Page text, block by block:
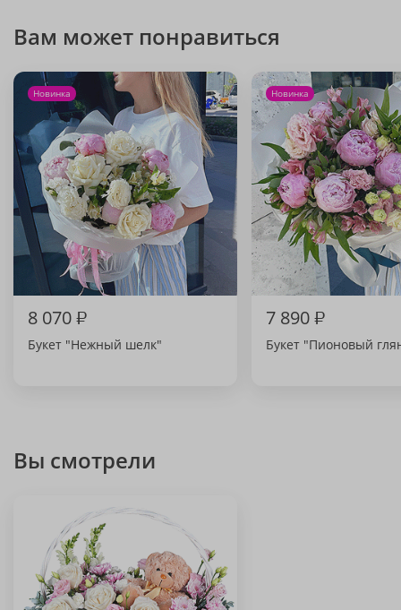
Вам может понравиться
Новинка
8 070₽
Букет "Нежный шелк"
Новинка
7 890₽
Букет "Пионовый
Вы смотрели